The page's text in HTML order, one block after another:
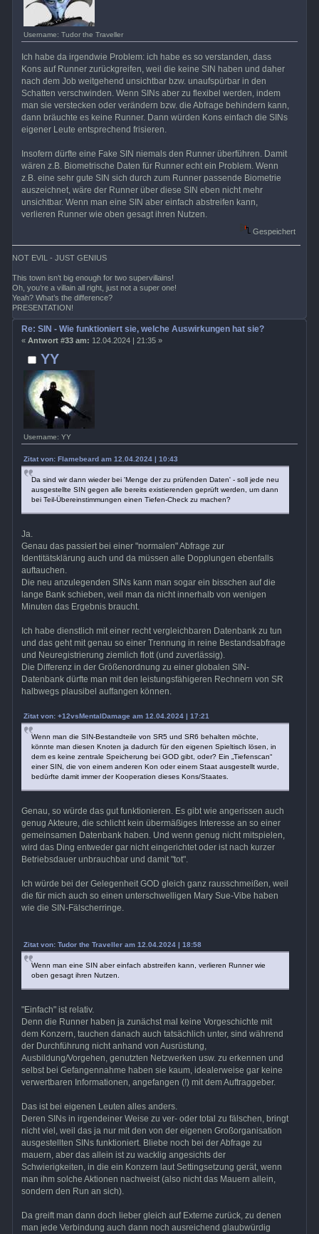
Username: Tudor the Traveller
Ich habe da irgendwie Problem: ich habe es so verstanden, dass
Kons auf Runner zurückgreifen, weil die keine SIN haben und daher
nach dem Job weitgehend unsichtbar bzw. unaufspürbar in den
Schatten verschwinden. Wenn SINs aber zu flexibel werden, indem
man sie verstecken oder verändern bzw. die Abfrage behindern kann,
dann bräuchte es keine Runner. Dann würden Kons einfach die SINs
eigener Leute entsprechend frisieren.
Insofern dürfte eine Fake SIN niemals den Runner überführen. Damit
wären z.B. Biometrische Daten für Runner echt ein Problem. Wenn
z.B. eine sehr gute SIN sich durch zum Runner passende Biometrie
auszeichnet, wäre der Runner über diese SIN eben nicht mehr
unsichtbar. Wenn man eine SIN aber einfach abstreifen kann,
verlieren Runner wie oben gesagt ihren Nutzen.
Gespeichert
NOT EVIL - JUST GENIUS
This town isn’t big enough for two supervillains!
Oh, you’re a villain all right, just not a super one!
Yeah? What’s the difference?
PRESENTATION!
YY
Username: YY
Re: SIN - Wie funktioniert sie, welche Auswirkungen hat sie?
« Antwort #33 am: 12.04.2024 | 21:35 »
Zitat von: Flamebeard am 12.04.2024 | 10:43
Da sind wir dann wieder bei 'Menge der zu prüfenden Daten' - soll jede neu
ausgestellte SIN gegen alle bereits existierenden geprüft werden, um dann
bei Teil-Übereinstimmungen einen Tiefen-Check zu machen?
Ja.
Genau das passiert bei einer "normalen" Abfrage zur
Identitätsklärung auch und da müssen alle Dopplungen ebenfalls
auftauchen.
Die neu anzulegenden SINs kann man sogar ein bisschen auf die
lange Bank schieben, weil man da nicht innerhalb von wenigen
Minuten das Ergebnis braucht.
Ich habe dienstlich mit einer recht vergleichbaren Datenbank zu tun
und das geht mit genau so einer Trennung in reine Bestandsabfrage
und Neuregistrierung ziemlich flott (und zuverlässig).
Die Differenz in der Größenordnung zu einer globalen SIN-
Datenbank dürfte man mit den leistungsfähigeren Rechnern von SR
halbwegs plausibel auffangen können.
Zitat von: +12vsMentalDamage am 12.04.2024 | 17:21
Wenn man die SIN-Bestandteile von SR5 und SR6 behalten möchte,
könnte man diesen Knoten ja dadurch für den eigenen Spieltisch lösen, in
dem es keine zentrale Speicherung bei GOD gibt, oder? Ein „Tiefenscan“
einer SIN, die von einem anderen Kon oder einem Staat ausgestellt wurde,
bedürfte damit immer der Kooperation dieses Kons/Staates.
Genau, so würde das gut funktionieren. Es gibt wie angerissen auch
genug Akteure, die schlicht kein übermäßiges Interesse an so einer
gemeinsamen Datenbank haben. Und wenn genug nicht mitspielen,
wird das Ding entweder gar nicht eingerichtet oder ist nach kurzer
Betriebsdauer unbrauchbar und damit "tot".
Ich würde bei der Gelegenheit GOD gleich ganz rausschmeißen, weil
die für mich auch so einen unterschwelligen Mary Sue-Vibe haben
wie die SIN-Fälscherringe.
Zitat von: Tudor the Traveller am 12.04.2024 | 18:58
Wenn man eine SIN aber einfach abstreifen kann, verlieren Runner wie
oben gesagt ihren Nutzen.
"Einfach" ist relativ.
Denn die Runner haben ja zunächst mal keine Vorgeschichte mit
dem Konzern, tauchen danach auch tatsächlich unter, sind während
der Durchführung nicht anhand von Ausrüstung,
Ausbildung/Vorgehen, genutzten Netzwerken usw. zu erkennen und
selbst bei Gefangennahme haben sie kaum, idealerweise gar keine
verwertbaren Informationen, angefangen (!) mit dem Auftraggeber.
Das ist bei eigenen Leuten alles anders.
Deren SINs in irgendeiner Weise zu ver- oder total zu fälschen, bringt
nicht viel, weil das ja nur mit den von der eigenen Großorganisation
ausgestellten SINs funktioniert. Bliebe noch bei der Abfrage zu
mauern, aber das allein ist zu wacklig angesichts der
Schwierigkeiten, in die ein Konzern laut Settingsetzung gerät, wenn
man ihm solche Aktionen nachweist (also nicht das Mauern allein,
sondern den Run an sich).
Da greift man dann doch lieber gleich auf Externe zurück, zu denen
man jede Verbindung auch dann noch ausreichend glaubwürdig